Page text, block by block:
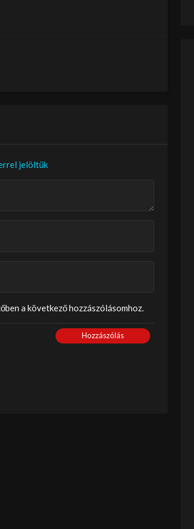
jelöltük
a következő hozzászólásomhoz.
Hozzászólás